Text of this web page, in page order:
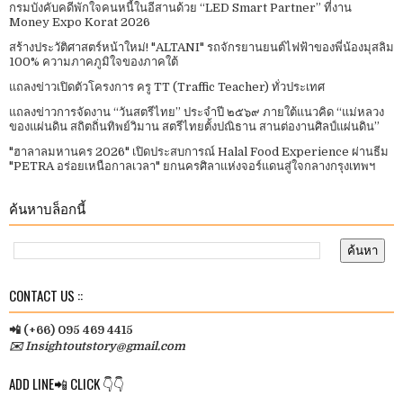
กรมบังคับคดีพักใจคนหนี้ในอีสานด้วย “LED Smart Partner” ที่งาน
Money Expo Korat 2026
สร้างประวัติศาสตร์หน้าใหม่! "ALTANI" รถจักรยานยนต์ไฟฟ้าของพี่น้องมุสลิม
100% ความภาคภูมิใจของภาคใต้
แถลงข่าวเปิดตัวโครงการ ครู TT (Traffic Teacher) ทั่วประเทศ​
แถลงข่าวการจัดงาน “วันสตรีไทย” ประจําปี ๒๕๖๙ ภายใต้แนวคิด “แม่หลวง
ของแผ่นดิน สถิตถิ่นทิพย์วิมาน สตรีไทยตั้งปณิธาน สานต่องานศิลป์แผ่นดิน”
"ฮาลาลมหานคร 2026" เปิดประสบการณ์ Halal Food Experience ผ่านธีม
"PETRA อร่อยเหนือกาลเวลา" ยกนครศิลาแห่งจอร์แดนสู่ใจกลางกรุงเทพฯ
ค้นหาบล็อกนี้
CONTACT US ::
📲 (+66) 095 469 4415
✉️ Insightoutstory@gmail.com
ADD LINE📲 CLICK 👇👇